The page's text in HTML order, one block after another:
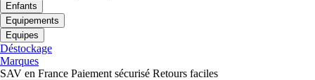
Enfants
Equipements
Equipes
Déstockage
Marques
SAV en France Paiement sécurisé Retours faciles